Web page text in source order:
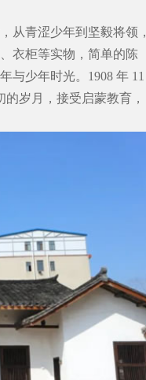
从青涩少年到坚毅将领，
衣柜等实物，简单的陈
与少年时光。1908 年 11
岁月，接受启蒙教育，